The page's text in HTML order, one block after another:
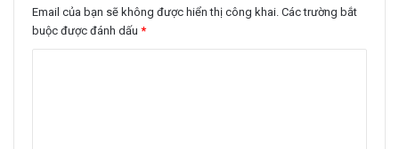
Email của bạn sẽ không được hiển thị công khai. Các trường bắt
buộc được đánh dấu *